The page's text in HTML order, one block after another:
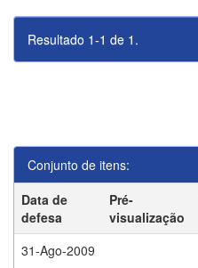
Resultado 1-1 de 1.
Conjunto de itens:
Data de
defesa
Pré-
visualização
31-Ago-2009